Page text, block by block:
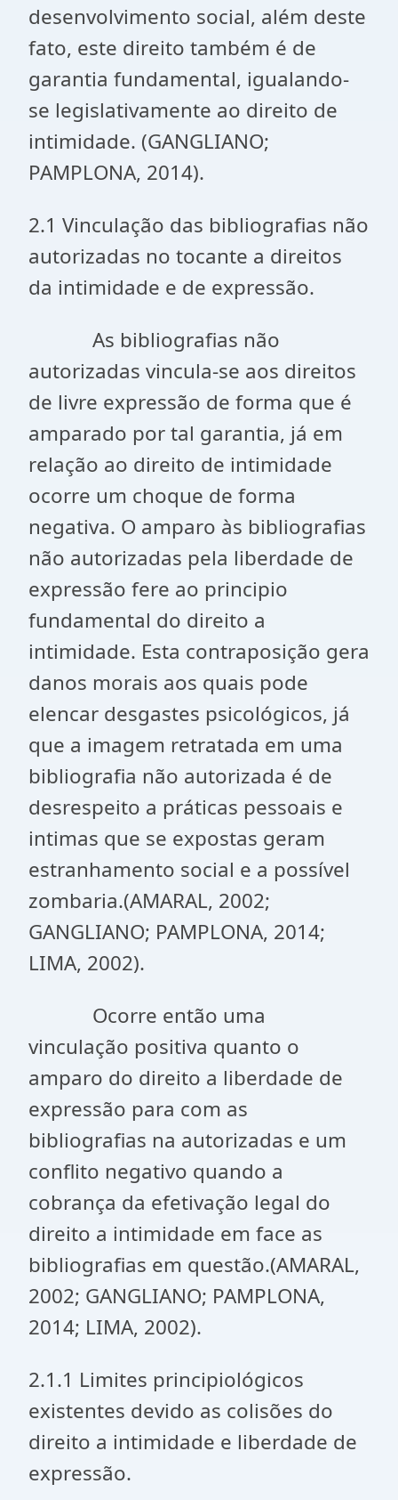
desenvolvimento social, além deste
fato, este direito também é de
garantia fundamental, igualando-
se legislativamente ao direito de
intimidade. (GANGLIANO;
PAMPLONA, 2014).
2.1 Vinculação das bibliografias não
autorizadas no tocante a direitos
da intimidade e de expressão.
As bibliografias não
autorizadas vincula-se aos direitos
de livre expressão de forma que é
amparado por tal garantia, já em
relação ao direito de intimidade
ocorre um choque de forma
negativa. O amparo às bibliografias
não autorizadas pela liberdade de
expressão fere ao principio
fundamental do direito a
intimidade. Esta contraposição gera
danos morais aos quais pode
elencar desgastes psicológicos, já
que a imagem retratada em uma
bibliografia não autorizada é de
desrespeito a práticas pessoais e
intimas que se expostas geram
estranhamento social e a possível
zombaria.(AMARAL, 2002;
GANGLIANO; PAMPLONA, 2014;
LIMA, 2002).
Ocorre então uma
vinculação positiva quanto o
amparo do direito a liberdade de
expressão para com as
bibliografias na autorizadas e um
conflito negativo quando a
cobrança da efetivação legal do
direito a intimidade em face as
bibliografias em questão.(AMARAL,
2002; GANGLIANO; PAMPLONA,
2014; LIMA, 2002).
2.1.1 Limites principiológicos
existentes devido as colisões do
direito a intimidade e liberdade de
expressão.